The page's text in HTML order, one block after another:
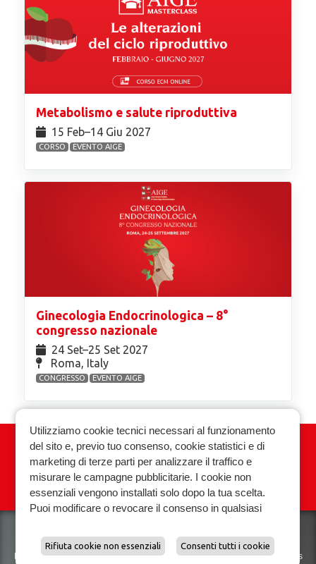
Metabolismo e salute riproduttiva
15 Feb⁠–14 Giu 2027
CORSO EVENTO AIGE
Ginecologia Endocrinologica – 8°
congresso nazionale
24 Set⁠–25 Set 2027
Roma, Italy
CONGRESSO EVENTO AIGE
Associazione Italiana Ginecologia
Endocrinologica
Privacy policy Cookie policy
Biomedical Technologies Srl VAT. 01118070927Privacy policy|Cookies
Utilizziamo cookie tecnici necessari al funzionamento
del sito e, previo tuo consenso, cookie statistici e di
marketing di terze parti per analizzare il traffico e
misurare le campagne pubblicitarie. I cookie non
essenziali vengono installati solo dopo la tua scelta.
Puoi modificare o revocare il consenso in qualsiasi
Scopri di piu e gestisci le preferenze sui cookie.
Rifiuta cookie non essenziali Consenti tutti i cookie